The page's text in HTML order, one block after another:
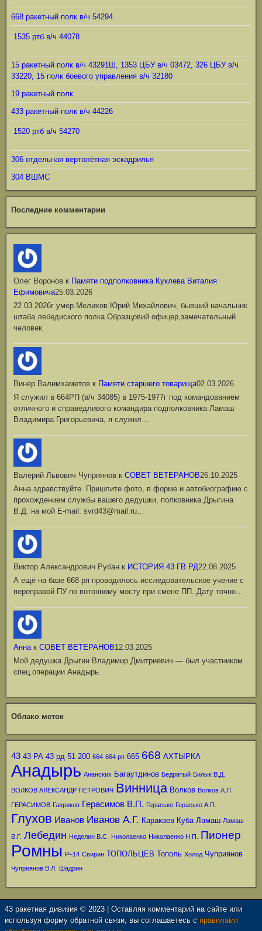
668 ракетный полк в/ч 54294
1535 ртб в/ч 44078
15 ракетный полк в/ч 43291Ш, 1353 ЦБУ в/ч 03472, 326 ЦБУ в/ч
33220, 15 полк боевого управления в/ч 32180
19 ракетный полк
433 ракетный полк в/ч 44226
1520 ртб в/ч 54270
306 отдельная вертолётная эскадрилья
304 ВШМС
Последние комментарии
Олег Воронов к Памяти подполковника Куклева Виталия
Ефимовича25.03.2026
22 03 2026г умер Мелихов Юрий Михайлович, бывший начальник
штаба лебедиского полка.Образцовий офицер,замечательный
человек.
Винер Валимхаметов к Памяти старшего товарища02.03.2026
Я служил в 664РП (в/ч 34085) в 1975-1977г под командованием
отличного и справедливого командира подполковника Ламаш
Владимира Григорьевича, я служил…
Валерий Львович Чуприянов к СОВЕТ ВЕТЕРАНОВ26.10.2025
Анна здравствуйте. Пришлите фото, в форме и автобиографию с
прохождением службы вашего дедушки, полковника Дрыгина
В.Д. на мой Е-mail: svrd43@mail.ru…
Виктор Александрович Рубан к ИСТОРИЯ 43 ГВ.РД22.08.2025
А ещё на базе 668 рп проводилось исследовательское учение с
переправой ПУ по потонному мосту при смене ПП. Дату точно…
Аннак СОВЕТ ВЕТЕРАНОВ12.03.2025
Мой дедушка Дрыгин Владимир Дмитриевич — был участником
спец.операции Анадырь.
Облако меток
43 43 РА 43 рд 51 200 664 664 рп 665 668 АХТЫРКА
Анадырь Ананских Багаутдинов Бедратый Билык В.Д.
ВОЛКОВ АЛЕКСАНДР ПЕТРОВИЧ Винница Волков Волков А.П.
ГЕРАСИМОВ Гавриков Герасимов В.П. Герасько Герасько А.П.
Глухов Иванов Иванов А.Г. Каракаев Куба Ламаш Ламаш
В.Г. Лебедин Неделин В.С. Николаенко Николаенко Н.П. Пионер
Ромны Р–14 Свирин ТОПОЛЬЦЕВ Тополь Холод Чуприянов
Чуприянов В.Л. Шадрин
43 ракетная дивизия © 2023 | Оставляя комментарий на сайте или
используя форму обратной связи, вы соглашаетесь с правилами